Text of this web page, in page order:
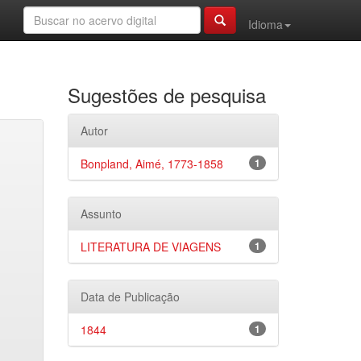
Idioma
Sugestões de pesquisa
Autor
1
Bonpland, Aimé, 1773-1858
Assunto
1
LITERATURA DE VIAGENS
Data de Publicação
1
1844